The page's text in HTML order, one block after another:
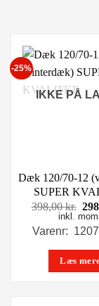
-25%
IKKE PÅ
Dæk 120/70-12
SUPER
398,00kr.
inkl.
Varenr:
Læs